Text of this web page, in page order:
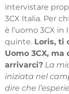
intervistare
3CX Italia. Per
è l’uomo 3CX
quinte. Loris, ti
Uomo 3CX,
arrivarci? La
iniziata nel
dire che